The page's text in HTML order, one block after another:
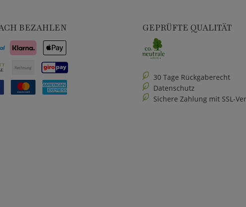
BEZAHLEN GEPRÜFTE QUALITÄT
30 Tage Rückgaberecht
Datenschutz
Sichere Zahlung mit SSL-